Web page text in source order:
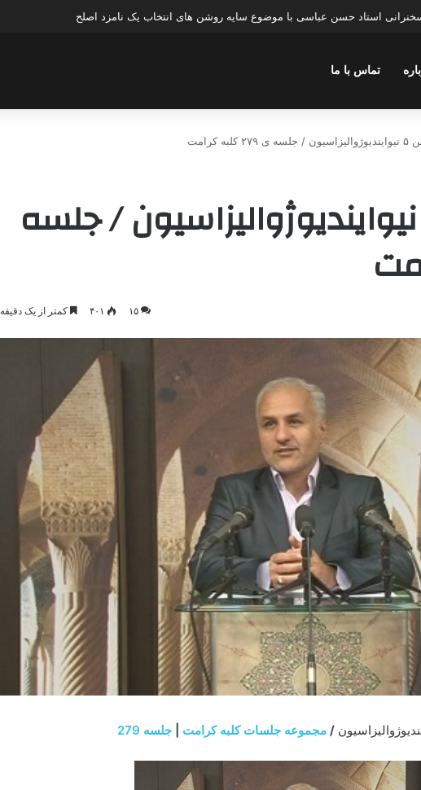
استاد حسن عباسی با موضوع چهار انتخاب ۱۴۰۰
تماس با ما
کرامت
تجاوز به ذهن ۵ نیوایندیوژوالیزاسیون / جلسه
۱۵ ۴۰۱ کمتر از یک دقیقه
/مجموعه جلسات کلبه کرامت |جلسه 279